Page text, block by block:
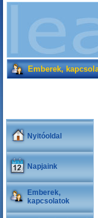
Emberek,
Nyitóoldal
Napjaink
Emberek,
kapcsolatok